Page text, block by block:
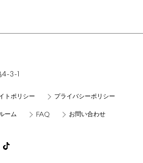
4-3-1
トポリシー プライバシーポリシー
ーム FAQ お問い合わせ